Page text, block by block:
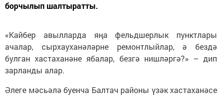
борчылып шалтыратты.
«Кайбер авылларда яңа фельдшерлык пунктлары
ачалар, сырхауханәләрне ремонтлыйлар, ә бездә
булган хастаханәне ябалар, безгә нишләргә?» – дип
зарланды алар.
Әлеге мәсьәлә буенча Балтач районы үзәк хастаханәсе